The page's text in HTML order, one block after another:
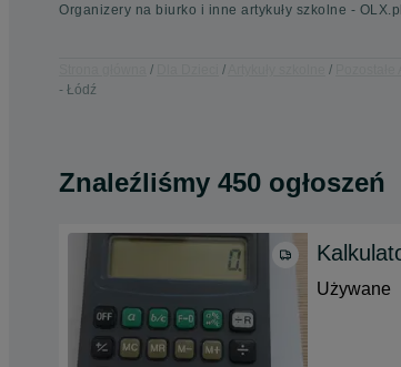
Organizery na biurko i inne artykuły szkolne - OLX.pl
- Łódź
Znaleźliśmy 450 ogłoszeń
Używane